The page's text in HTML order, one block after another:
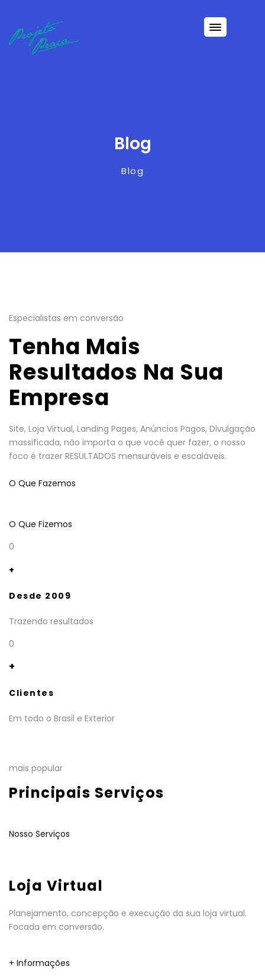
Blog
Blog
Especialistas em conversão
Tenha Mais
Resultados Na Sua
Empresa
Site, Loja Virtual, Landing Pages, Anúncios Pagos, Divulgação
massificada, não importa o que você quer fazer, o nosso
foco é trazer RESULTADOS mensuráveis e escaláveis.
O Que Fazemos
O Que Fizemos
0
+
Desde 2009
Trazendo resultados
0
+
Clientes
Em todo o Brasil e Exterior
mais popular
Principais Serviços
Nosso Serviços
Loja Virtual
Planejamento, concepção e execução da sua loja virtual.
Focada em conversão.
+ Informações